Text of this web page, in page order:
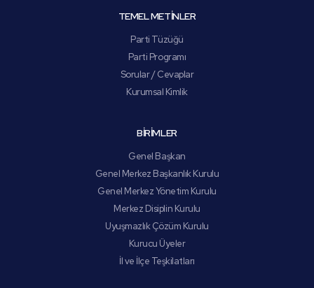
TEMEL METİNLER
Parti Tüzüğü
Parti Programı
Sorular / Cevaplar
Kurumsal Kimlik
BİRİMLER
Genel Başkan
Genel Merkez Başkanlık Kurulu
Genel Merkez Yönetim Kurulu
Merkez Disiplin Kurulu
Uyuşmazlık Çözüm Kurulu
Kurucu Üyeler
İl ve İlçe Teşkilatları